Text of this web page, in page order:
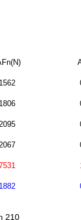
1562
1806
1882
210